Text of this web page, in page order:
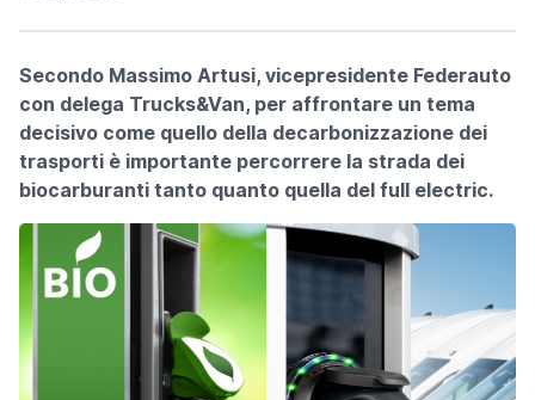
Secondo Massimo Artusi, vicepresidente Federauto
con delega Trucks&Van, per affrontare un tema
decisivo come quello della decarbonizzazione dei
trasporti è importante percorrere la strada dei
biocarburanti tanto quanto quella del full electric.